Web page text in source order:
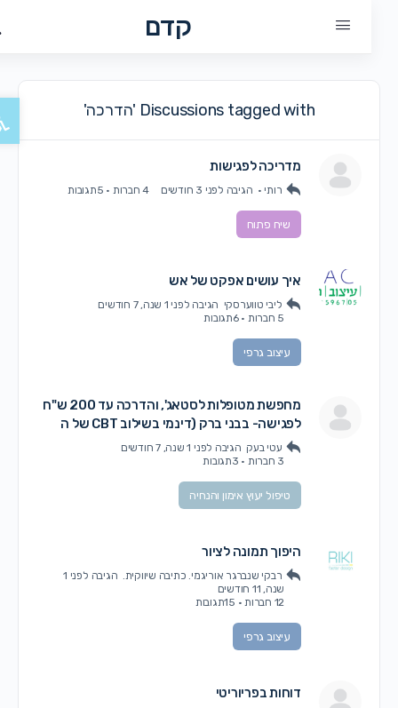
קדם
Discussions tagged with 'הדרכה'
מדריכה לפגישות
רותי • הגיבהלפני 3 חודשים 4 חברות · 5תגובות
שיח פתוח
איך עושים אפקט של אש
ליבי טווערסקי הגיבהלפני 1 שנה, 7 חודשים
· 6תגובות
עיצוב גרפי
מחפשת מטופלות לסטאג', והדרכה עד 200 ש"ח
לפגישה- בבני ברק (דינמי בשילוב CBT של ה
עטי בעק הגיבהלפני 1 שנה, 7 חודשים
· 3תגובות
טיפול יעוץ אימון והנחיה
היפוך תמונה לציור
רבקי שנברגר אוריגמי. כתיבה שיווקית. הגיבה
לפני 1
שנה, 11 חודשים
· 15תגובות
עיצוב גרפי
דוחות בפריוריטי